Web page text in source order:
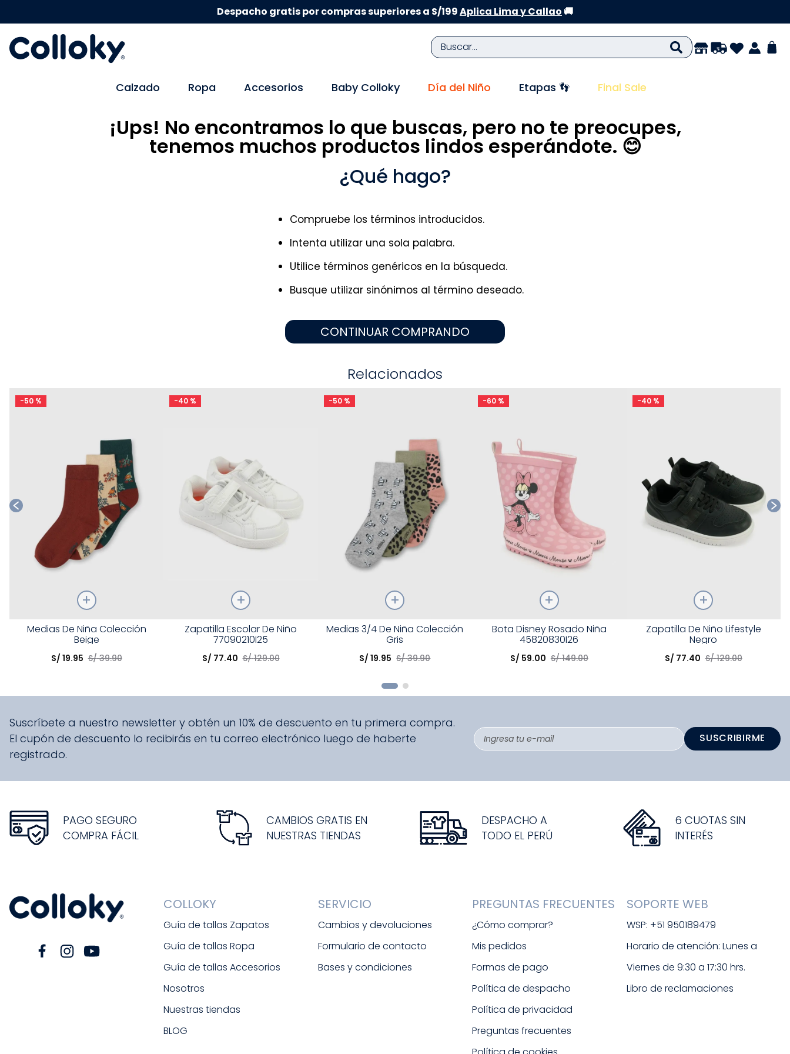
Despacho gratis por compras superiores a S/199Aplica Lima y Callao 🚚
Buscar...
Calzado Ropa Accesorios Baby Colloky Día del Niño Etapas 👣 Final Sale
¡Ups! No encontramos lo que buscas, pero no te preocupes,
tenemos muchos productos lindos esperándote. 😊
¿Qué hago?
Compruebe los términos introducidos.
Intenta utilizar una sola palabra.
Utilice términos genéricos en la búsqueda.
Busque utilizar sinónimos al término deseado.
CONTINUAR COMPRANDO
Relacionados
-50 %
Talla
Elige una opción
Medias De Niña Colección
Beige
S/ 19.95 S/ 39.90
-40 %
Elige una opción
Zapatilla Escolar De Niño
77090210I25
S/ 77.40 S/ 129.00
-50 %
Talla
Elige una opción
Medias 3/4 De Niña Colección
Gris
S/ 19.95 S/ 39.90
-60 %
Elige una opción
Bota Disney Rosado Niña
45820830I26
S/ 59.00 S/ 149.00
-40 %
Elige una opción
Zapatilla De Niño Lifestyle
Negro
S/ 77.40 S/ 129.00
Suscríbete a nuestro newsletter y obtén un 10% de descuento en tu primera compra.
El cupón de descuento lo recibirás en tu correo electrónico luego de haberte
registrado.
SUSCRIBIRME
PAGO SEGURO
COMPRA FÁCIL
CAMBIOS GRATIS EN
NUESTRAS TIENDAS
DESPACHO A
TODO EL PERÚ
6 CUOTAS SIN
INTERÉS
COLLOKY
Guía de tallas Zapatos
Guía de tallas Ropa
Guía de tallas Accesorios
Nosotros
Nuestras tiendas
BLOG
SERVICIO
Cambios y devoluciones
Formulario de contacto
Bases y condiciones
PREGUNTAS FRECUENTES
¿Cómo comprar?
Mis pedidos
Formas de pago
Política de despacho
Política de privacidad
Preguntas frecuentes
SOPORTE WEB
WSP: +51 950189479
Horario de atención: Lunes a
Viernes de 9:30 a 17:30 hrs.
Libro de reclamaciones
TÉRMINOS MÁS BUSCADOS
2 .
zapatillas niño
3.
medias
sandalias niña
7.
disney
8 .
zapatos niña
9.
pijama
10 . sandalias niño